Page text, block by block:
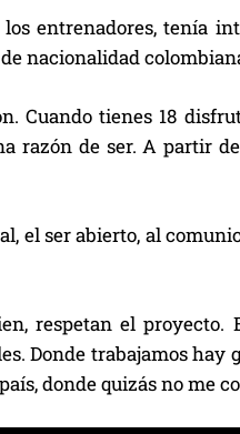
entrenadores, tenía
nacionalidad
Cuando tienes 18
razón de ser. A partir
el ser abierto, al
respetan el
Donde trabajamos hay
donde quizás no me